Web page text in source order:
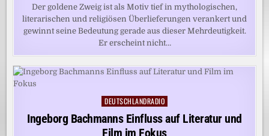
Der goldene Zweig ist als Motiv tief in mythologischen,
literarischen und religiösen Überlieferungen verankert und
gewinnt seine Bedeutung gerade aus dieser Mehrdeutigkeit.
Er erscheint nicht…
Posted
DEUTSCHLANDRADIO
Ingeborg Bachmanns Einfluss auf Literatur und
Film im Fokus